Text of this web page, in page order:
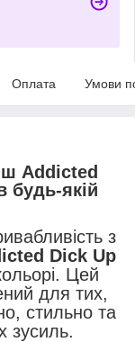
Оплата Умови
Addicted
будь-якій
з
Dick Up
Цей
для тих,
стильно та
зусиль.